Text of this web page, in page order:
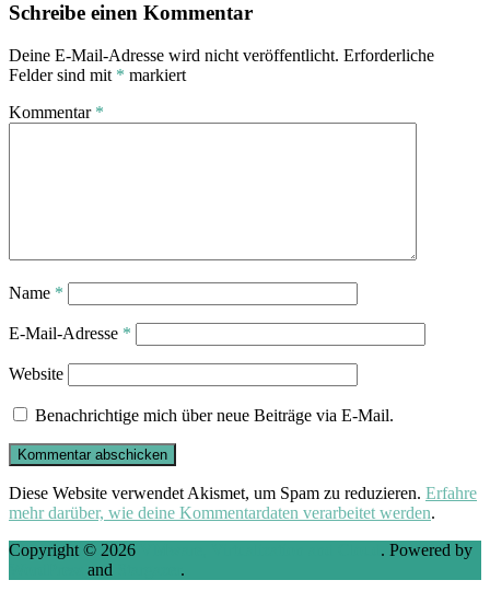
Schreibe einen Kommentar
Deine E-Mail-Adresse wird nicht veröffentlicht. Erforderliche
Felder sind mit * markiert
Kommentar *
Name *
E-Mail-Adresse *
Website
Benachrichtige mich über neue Beiträge via E-Mail.
Diese Website verwendet Akismet, um Spam zu reduzieren. Erfahre
mehr darüber, wie deine Kommentardaten verarbeitet werden.
Copyright © 2026
. Powered by
and .